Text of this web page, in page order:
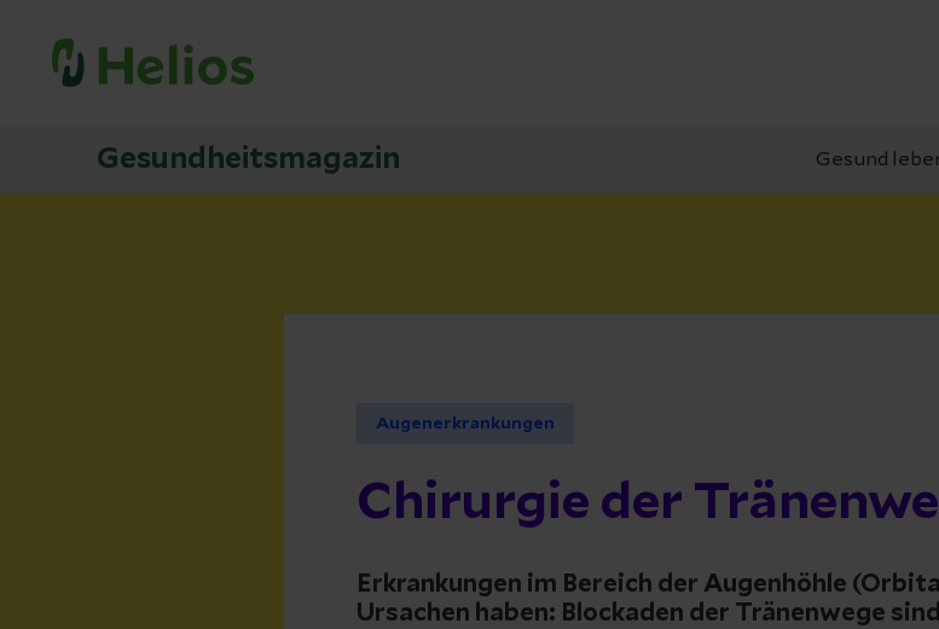
Gesundheitsmagazin Gesund
Augenerkrankungen
Chirurgie der
Erkrankungen im Bereich der Augenhöhle
Ursachen haben: Blockaden der Tränenwege